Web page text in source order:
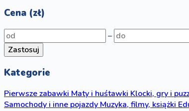
Cena (zł)
–
Zastosuj
Kategorie
Pierwsze zabawkiMaty i huśtawkiKlocki, gry i
Samochody i inne pojazdyMuzyka, filmy, książki